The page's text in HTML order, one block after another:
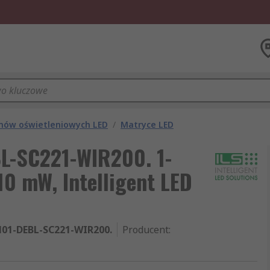
oświetleniowych LED / Matryce LED
SC221-WIR200. 1-
mW, Intelligent LED
DEBL-SC221-WIR200. Producent: